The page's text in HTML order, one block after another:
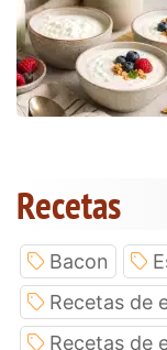
Recetas
Bacon
Recetas de
Recetas de